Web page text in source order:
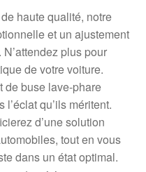
haute qualité, notre
et un ajustement
plus pour
de votre voiture.
de buse lave-phare
qu’ils méritent.
d’une solution
tout en vous
dans un état optimal.